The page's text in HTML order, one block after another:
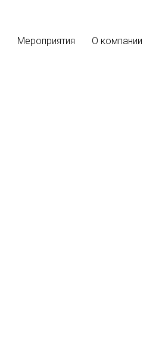
Мероприятия О компании